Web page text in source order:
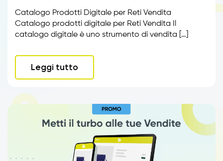
Catalogo Prodotti Digitale per Reti Vendita
Catalogo prodotti digitale per Reti Vendita Il
catalogo digitale è uno strumento di vendita […]
Leggi tutto